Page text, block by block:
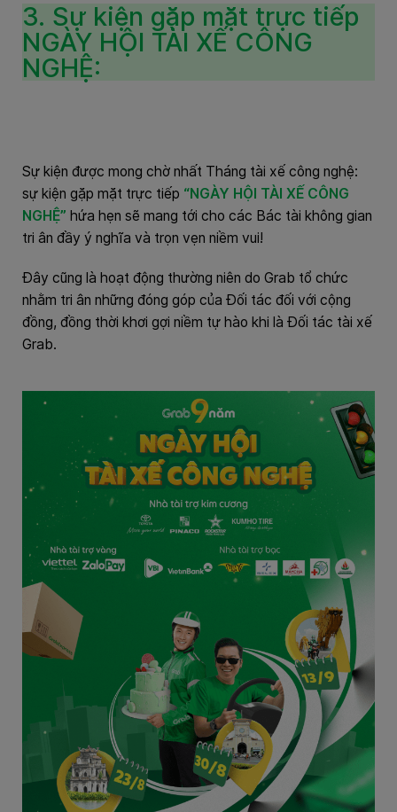
3. Sự kiện gặp mặt trực tiếp
NGÀY HỘI TÀI XẾ CÔNG
NGHỆ:
Sự kiện được mong chờ nhất Tháng tài xế công nghệ:
sự kiện gặp mặt trực tiếp “NGÀY HỘI TÀI XẾ CÔNG
NGHỆ” hứa hẹn sẽ mang tới cho các Bác tài không gian
tri ân đầy ý nghĩa và trọn vẹn niềm vui!
Đây cũng là hoạt động thường niên do Grab tổ chức
nhằm tri ân những đóng góp của Đối tác đối với cộng
đồng, đồng thời khơi gợi niềm tự hào khi là Đối tác tài xế
Grab.